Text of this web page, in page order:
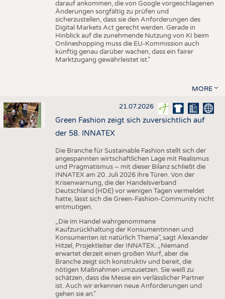
darauf ankommen, die von Google vorgeschlagenen
Änderungen sorgfältig zu prüfen und
sicherzustellen, dass sie den Anforderungen des
Digital Markets Act gerecht werden. Gerade in
Hinblick auf die zunehmende Nutzung von KI beim
Onlineshopping muss die EU-Kommission auch
künftig genau darüber wachen, dass ein fairer
Marktzugang gewährleistet ist."
MORE
21.07.2026
Green Fashion zeigt sich zuversichtlich auf
der 58. INNATEX
Die Branche für Sustainable Fashion stellt sich der
angespannten wirtschaftlichen Lage mit Realismus
und Pragmatismus – mit dieser Bilanz schließt die
INNATEX am 20. Juli 2026 ihre Türen. Von der
Krisenwarnung, die der Handelsverband
Deutschland (HDE) vor wenigen Tagen vermeldet
hatte, lässt sich die Green-Fashion-Community nicht
entmutigen.
„Die im Handel wahrgenommene
Kaufzurückhaltung der Konsumentinnen und
Konsumenten ist natürlich Thema", sagt Alexander
Hitzel, Projektleiter der INNATEX. „Niemand
erwartet derzeit einen großen Wurf, aber die
Branche zeigt sich konstruktiv und bereit, die
nötigen Maßnahmen umzusetzen. Sie weiß zu
schätzen, dass die Messe ein verlässlicher Partner
ist. Auch wir erkennen neue Anforderungen und
gehen sie an."